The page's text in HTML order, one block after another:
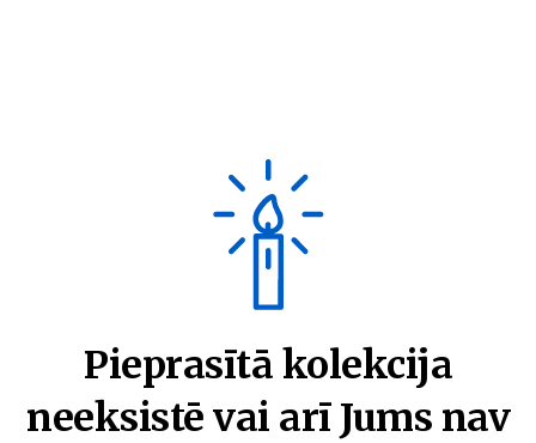
Pieprasītā kolekcija
neeksistē vai arī Jums nav